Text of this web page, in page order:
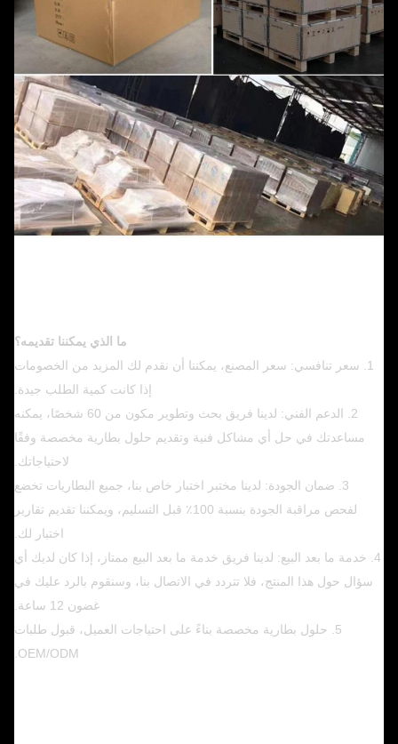
ما الذي يمكننا تقديمه؟
1. سعر تنافسي: سعر المصنع، يمكننا أن نقدم لك المزيد من الخصومات
إذا كانت كمية الطلب جيدة.
2. الدعم الفني: لدينا فريق بحث وتطوير مكون من 60 شخصًا، يمكنه
مساعدتك في حل أي مشاكل فنية وتقديم حلول بطارية مخصصة وفقًا
لاحتياجاتك.
3. ضمان الجودة: لدينا مختبر اختبار خاص بنا، جميع البطاريات تخضع
لفحص مراقبة الجودة بنسبة 100٪ قبل التسليم، ويمكننا تقديم تقارير
اختبار لك.
4. خدمة ما بعد البيع: لدينا فريق خدمة ما بعد البيع ممتاز، إذا كان لديك أي
سؤال حول هذا المنتج، فلا تتردد في الاتصال بنا، وسنقوم بالرد عليك في
غضون 12 ساعة.
5. حلول بطارية مخصصة بناءً على احتياجات العميل، قبول طلبات
OEM/ODM.